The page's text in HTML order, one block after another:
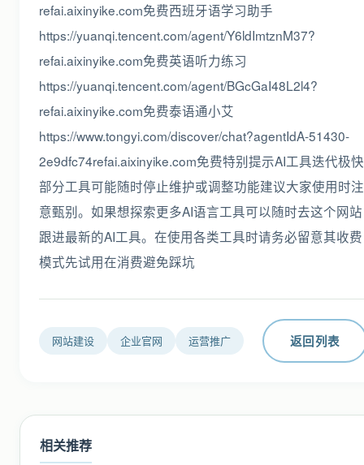
refai.aixinyike.com免费西班牙语学习助手
https://yuanqi.tencent.com/agent/Y6ldImtznM37?
refai.aixinyike.com免费英语听力练习
https://yuanqi.tencent.com/agent/BGcGaI48L2l4?
refai.aixinyike.com免费泰语通小艾
https://www.tongyi.com/discover/chat?agentIdA-51430-
2e9dfc74refai.aixinyike.com免费特别提示AI工具迭代极快
部分工具可能随时停止维护或调整功能建议大家使用时注
意甄别。如果想探索更多AI语言工具可以随时去这个网站
跟进最新的AI工具。在使用各类工具时请务必留意其收费
模式先试用在消费避免踩坑
网站建设 企业官网 运营推广 返回列表
相关推荐